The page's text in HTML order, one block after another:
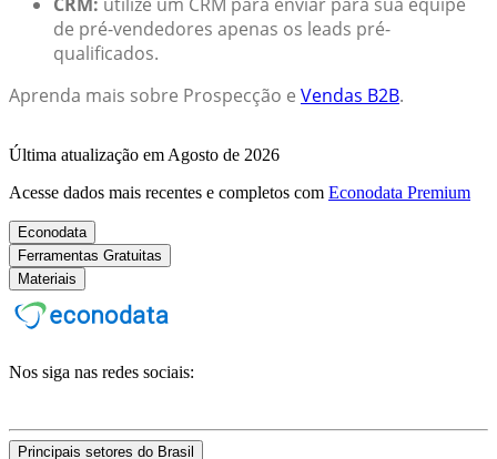
de pré-vendedores apenas os leads pré-
qualificados.
Aprenda mais sobre Prospecção e Vendas B2B.
Última atualização em Agosto de 2026
Acesse dados mais recentes e completos com Econodata Premium
Econodata
Ferramentas Gratuitas
Materiais
Nos siga nas redes sociais:
Principais setores do Brasil